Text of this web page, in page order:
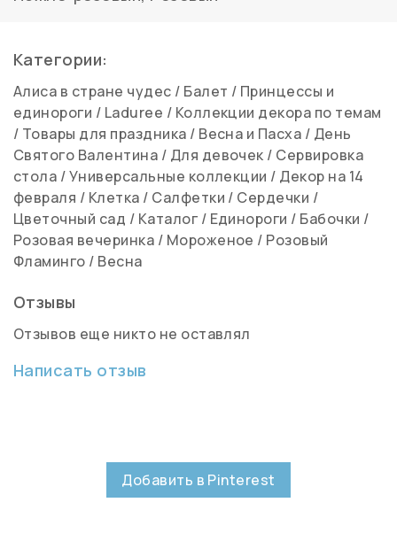
Категории:
Алиса в стране чудес / Балет / Принцессы и
единороги / Laduree / Коллекции декора по темам
/ Товары для праздника / Весна и Пасха / День
Святого Валентина / Для девочек / Сервировка
стола /Универсальные коллекции / Декор на 14
февраля / Клетка / Салфетки / Сердечки /
Цветочный сад / Каталог / Единороги / Бабочки /
Розовая вечеринка / Мороженое / Розовый
Фламинго / Весна
Отзывы
Отзывов еще никто не оставлял
Написать отзыв
Добавить в Pinterest